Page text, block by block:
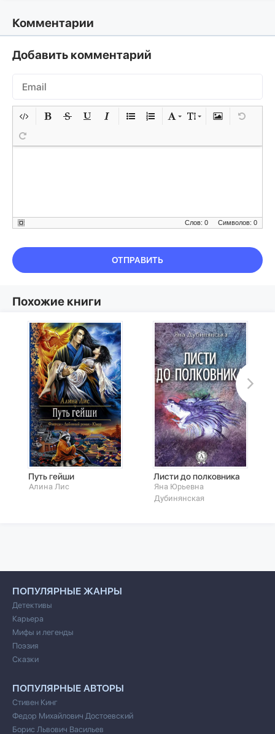
Комментарии
Добавить комментарий
Символов: 0
Слов: 0
ОТПРАВИТЬ
Похожие книги
Путь гейши
Алина Лис
Листи до полковника
Яна Юрьевна
Дубинянская
ПОПУЛЯРНЫЕ ЖАНРЫ
Детективы
Карьера
Мифы и легенды
Поэзия
Сказки
ПОПУЛЯРНЫЕ АВТОРЫ
Стивен Кинг
Федор Михайлович Достоевский
Борис Львович Васильев